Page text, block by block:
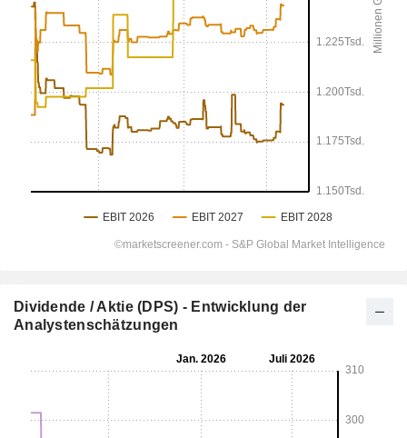
Dividende / Aktie (DPS) - Entwicklung der
Analystenschätzungen